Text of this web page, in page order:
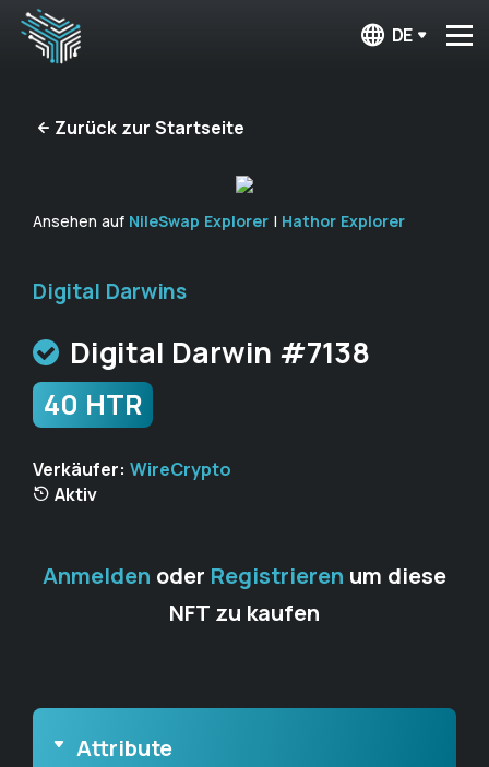
DE
Zurück zur Startseite
Ansehen auf NileSwap Explorer | Hathor Explorer
Digital Darwins
Digital Darwin #7138
40 HTR
Verkäufer: WireCrypto
Aktiv
Anmelden oder Registrieren um diese
NFT zu kaufen
Attribute